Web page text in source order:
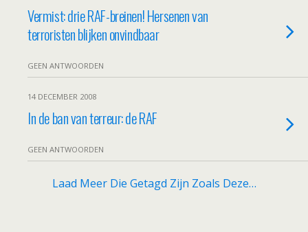
Vermist: drie RAF-breinen! Hersenen van
terroristen blijken onvindbaar
GEEN ANTWOORDEN
14 DECEMBER 2008
In de ban van terreur: de RAF
GEEN ANTWOORDEN
Laad Meer Die Getagd Zijn Zoals Deze…